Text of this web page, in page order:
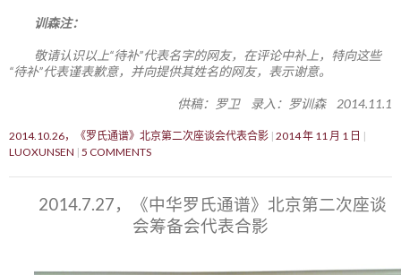
训森注：
敬请认识以上“待补”代表名字的网友，在评论中补上，特向这些
“待补”代表谨表歉意，并向提供其姓名的网友，表示谢意。
供稿：罗卫 录入：罗训森 2014.11.1
2014.10.26，《罗氏通谱》北京第二次座谈会代表合影 2014 年 11 月 1 日
LUOXUNSEN 5 COMMENTS
2014.7.27，《中华罗氏通谱》北京第二次座谈
会筹备会代表合影